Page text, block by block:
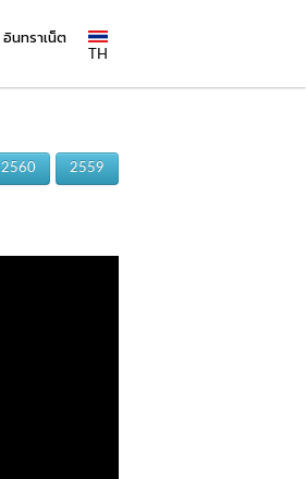
TH
อินทราเน็ต
2560 2559